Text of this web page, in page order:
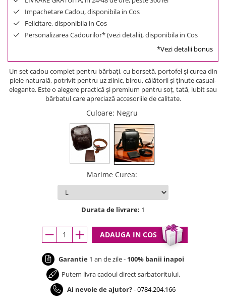
Impachetare Cadou, disponibila in Cos
Felicitare, disponibila in Cos
Personalizarea Cadourilor* (vezi detalii), disponibila in Cos
*Vezi detalii bonus
Un set cadou complet pentru bărbați, cu borsetă, portofel și curea din
piele naturală, potrivit pentru uz zilnic, birou, călătorii și ținute casual-
elegante. Este o alegere practică și premium pentru soț, tată, iubit sau
bărbatul care apreciază accesoriile de calitate.
Culoare: Negru
Marime Curea:
Durata de livrare: 1
ADAUGA IN COS
Garantie 1 an de zile - 100% banii inapoi
Putem livra cadoul direct sarbatoritului.
Ai nevoie de ajutor?-0784.204.166